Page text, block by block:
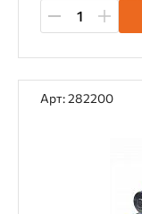
Арт: 282200